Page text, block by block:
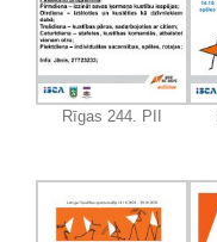
Rīgas 244. PII